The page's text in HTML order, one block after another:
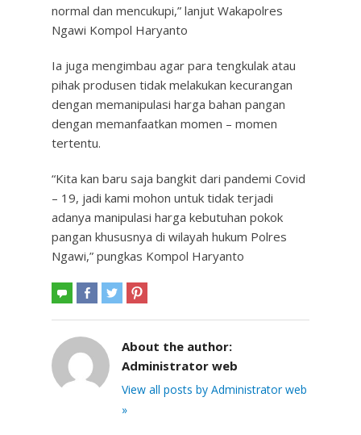
normal dan mencukupi,” lanjut Wakapolres
Ngawi Kompol Haryanto
Ia juga mengimbau agar para tengkulak atau
pihak produsen tidak melakukan kecurangan
dengan memanipulasi harga bahan pangan
dengan memanfaatkan momen – momen
tertentu.
“Kita kan baru saja bangkit dari pandemi Covid
– 19, jadi kami mohon untuk tidak terjadi
adanya manipulasi harga kebutuhan pokok
pangan khususnya di wilayah hukum Polres
Ngawi,” pungkas Kompol Haryanto
About the author:
Administrator web
View all posts by Administrator web
»